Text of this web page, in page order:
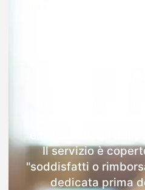
Il servizio è
"soddisfatti o
dedicata prima